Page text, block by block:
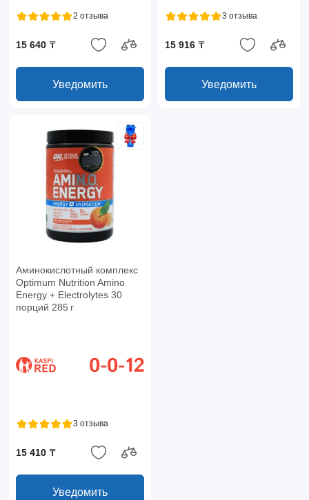
2 отзыва
15 640 ₸
Уведомить
3 отзыва
15 916 ₸
Уведомить
Аминокислотный комплекс
Optimum Nutrition Amino
Energy + Electrolytes 30
порций 285 г
3 отзыва
15 410 ₸
Уведомить